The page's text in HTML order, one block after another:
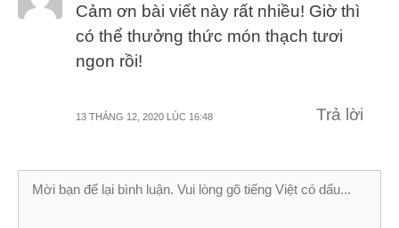
Cảm ơn bài viết này rất nhiều! Giờ thì
có thể thưởng thức món thạch tươi
ngon rồi!
13 THÁNG 12, 2020 LÚC 16:48 Trả lời
Bình